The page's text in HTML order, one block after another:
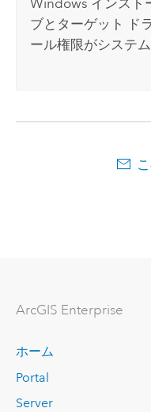
ブとターゲット ド
ール権限がシステ
ArcGIS Enterprise
ホーム
Portal
Server